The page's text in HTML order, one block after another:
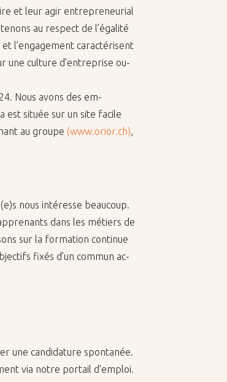
et leur agir en­tre­pre­neu­rial
au res­pect de l’éga­lité
l’en­ga­ge­ment ca­rac­té­risent
une culture d’en­tre­prise ou­
Nous avons des em­
est si­tuée sur un site fa­cile
au groupe (www.orior.ch)
nous in­té­resse beau­coup.
dans les mé­tiers de
sur la for­ma­tion conti­nue
fixés d’un com­mun ac­
une can­di­da­ture spon­ta­née.
via notre por­tail d'em­ploi.